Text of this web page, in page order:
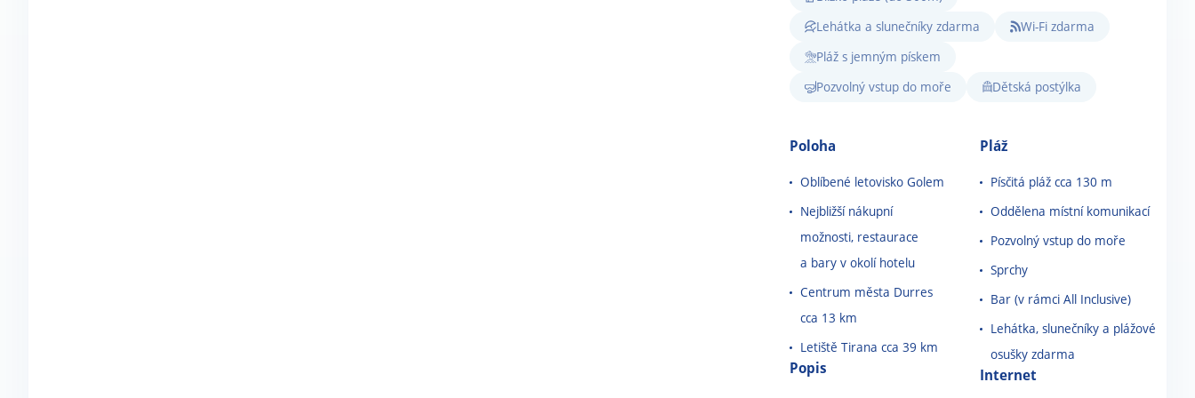
Lehátka a slunečníky zdarma
Wi-Fi zdarma
Pláž s jemným pískem
Pozvolný vstup do moře
Dětská postýlka
Poloha
Oblíbené letovisko Golem
Nejbližší nákupní
možnosti, restaurace
a bary v okolí hotelu
Centrum města Durres
cca 13 km
Letiště Tirana cca 39 km
Popis
Pláž
Písčitá pláž cca 130 m
Oddělena místní komunikací
Pozvolný vstup do moře
Sprchy
Bar (v rámci All Inclusive)
Lehátka, slunečníky a plážové
osušky zdarma
Internet